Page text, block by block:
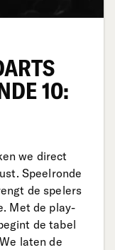
10:
we direct
Speelronde
de spelers
Met de play-
de tabel
laten de